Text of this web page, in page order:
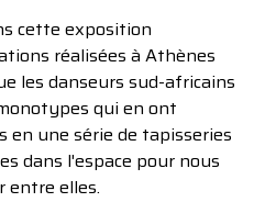
cette exposition
réalisées à Athènes
les danseurs sud-africains
qui en ont
une série de tapisseries
dans l'espace pour nous
entre elles.